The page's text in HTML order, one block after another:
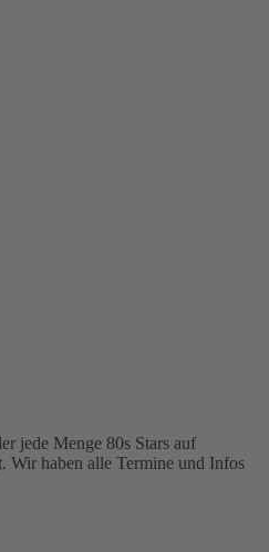
jede Menge 80s Stars auf
Wir haben alle Termine und Infos